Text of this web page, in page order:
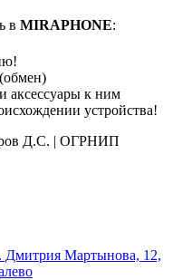
в MIRAPHONE:
аксессуары к ним
устройства!
Д.С. | ОГРНИП
Дмитрия Мартынова, 12,